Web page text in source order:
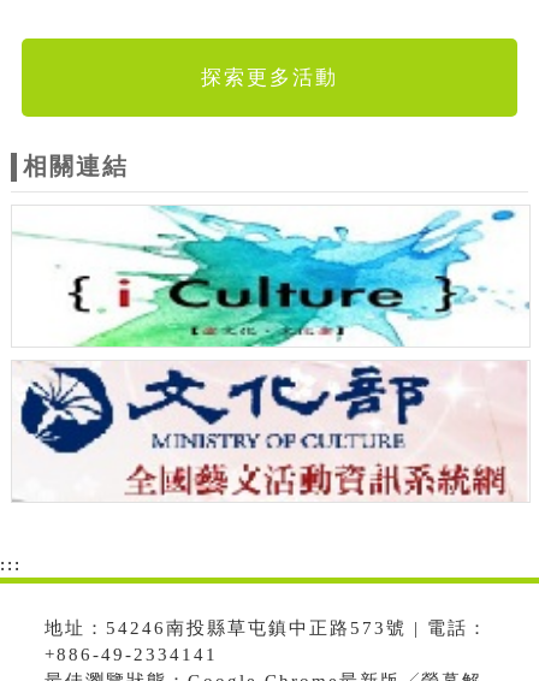
探索更多活動
相關連結
:::
地址：54246南投縣草屯鎮中正路573號 | 電話：
+886-49-2334141